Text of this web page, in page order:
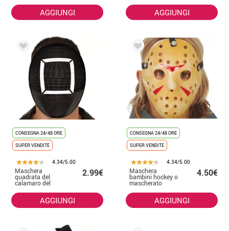
AGGIUNGI AGGIUNGI
CONSEGNA 24/48 ORE
SUPER VENDITE
4.34/5.00
Maschera
quadrata del
calamaro del
calamaro in PVC
2.99€
AGGIUNGI
CONSEGNA 24/48 ORE
SUPER VENDITE
4.34/5.00
Maschera
bambini hockey o
mascherato
4.50€
AGGIUNGI